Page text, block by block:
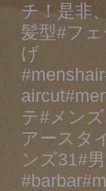
チ！是非
髪型#フ
げ
テ#メン
アースタ
ンズ31#